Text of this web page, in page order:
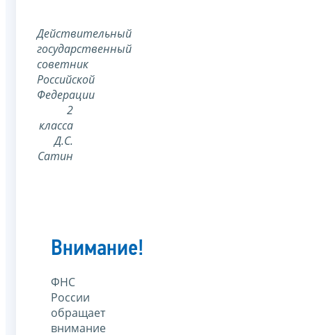
Действительный
государственный
советник
Российской
Федерации
2
класса
Д.С.
Сатин
Внимание!
ФНС
России
обращает
внимание